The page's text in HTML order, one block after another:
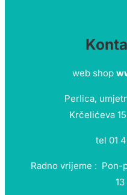
web shop
Perlica,
Krčelićeva
tel 01
Radno vrijeme : Pon-